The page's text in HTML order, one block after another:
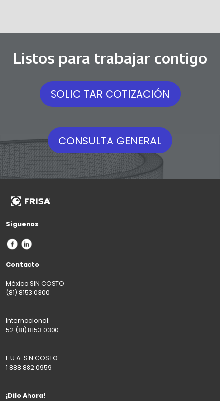
Listos para trabajar contigo
SOLICITAR COTIZACIÓN
CONSULTA GENERAL
Síguenos
Contacto
México SIN COSTO
(81) 8153 0300
Internacional:
52 (81) 8153 0300
E.U.A. SIN COSTO
1 888 882 0959
¡Dilo Ahora!